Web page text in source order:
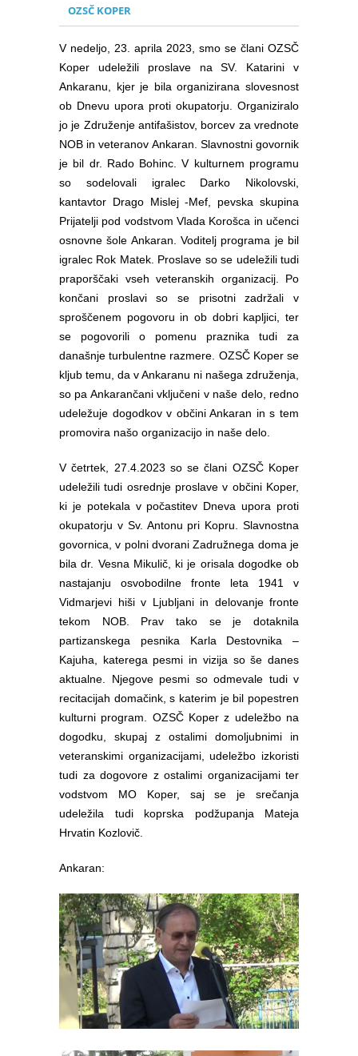
OZSČ KOPER
V nedeljo, 23. aprila 2023, smo se člani OZSČ
Koper udeležili proslave na SV. Katarini v
Ankaranu, kjer je bila organizirana slovesnost
ob Dnevu upora proti okupatorju. Organiziralo
jo je Združenje antifašistov, borcev za vrednote
NOB in veteranov Ankaran. Slavnostni govornik
je bil dr. Rado Bohinc. V kulturnem programu
so sodelovali igralec Darko Nikolovski,
kantavtor Drago Mislej -Mef, pevska skupina
Prijatelji pod vodstvom Vlada Korošca in učenci
osnovne šole Ankaran. Voditelj programa je bil
igralec Rok Matek. Proslave so se udeležili tudi
praporščaki vseh veteranskih organizacij. Po
končani proslavi so se prisotni zadržali v
sproščenem pogovoru in ob dobri kapljici, ter
se pogovorili o pomenu praznika tudi za
današnje turbulentne razmere. OZSČ Koper se
kljub temu, da v Ankaranu ni našega združenja,
so pa Ankarančani vključeni v naše delo, redno
udeležuje dogodkov v občini Ankaran in s tem
promovira našo organizacijo in naše delo.
V četrtek, 27.4.2023 so se člani OZSČ Koper
udeležili tudi osrednje proslave v občini Koper,
ki je potekala v počastitev Dneva upora proti
okupatorju v Sv. Antonu pri Kopru. Slavnostna
govornica, v polni dvorani Zadružnega doma je
bila dr. Vesna Mikulič, ki je orisala dogodke ob
nastajanju osvobodilne fronte leta 1941 v
Vidmarjevi hiši v Ljubljani in delovanje fronte
tekom NOB. Prav tako se je dotaknila
partizanskega pesnika Karla Destovnika –
Kajuha, katerega pesmi in vizija so še danes
aktualne. Njegove pesmi so odmevale tudi v
recitacijah domačink, s katerim je bil popestren
kulturni program. OZSČ Koper z udeležbo na
dogodku, skupaj z ostalimi domoljubnimi in
veteranskimi organizacijami, udeležbo izkoristi
tudi za dogovore z ostalimi organizacijami ter
vodstvom MO Koper, saj se je srečanja
udeležila tudi koprska podžupanja Mateja
Hrvatin Kozlovič.
Ankaran: